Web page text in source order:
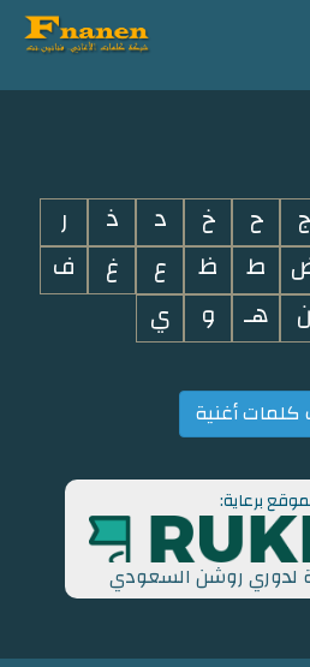
ج ح خ د ذ
ر
ط ظ ع غ
ف
ن هـ و ي
أغنية
برعاية:
لدوري روشن السعودي